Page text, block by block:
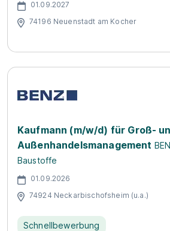
01.09.2027
74196 Neuenstadt am Kocher
Kaufmann (m/w/d) für Groß-
Außenhandelsmanagement
Baustoffe
01.09.2026
74924 Neckarbischofsheim (u.a.)
Schnellbewerbung